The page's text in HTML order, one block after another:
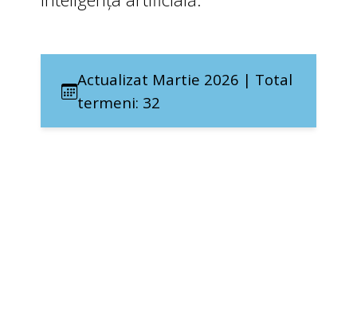
Actualizat Martie 2026 | Total
termeni: 32